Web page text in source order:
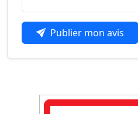
Publier mon avis